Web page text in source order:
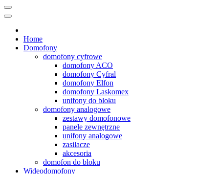
Home
Domofony
domofony cyfrowe
domofony ACO
domofony Cyfral
domofony Elfon
domofony Laskomex
unifony do bloku
domofony analogowe
zestawy domofonowe
panele zewnętrzne
unifony analogowe
zasilacze
akcesoria
domofon do bloku
Wideodomofony